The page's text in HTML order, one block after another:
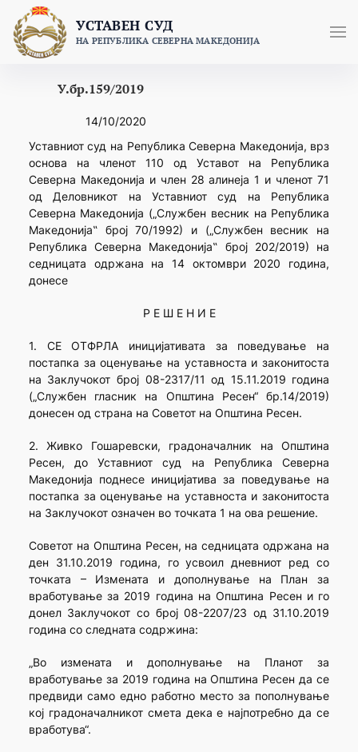
content
УСТАВЕН СУД
НА РЕПУБЛИКА СЕВЕРНА МАКЕДОНИЈА
У.бр.159/2019
14/10/2020
Уставниот суд на Република Северна Македонија, врз
основа на членот 110 од Уставот на Република
Северна Македонија и член 28 алинеја 1 и членот 71
од Деловникот на Уставниот суд на Република
Северна Македонија („Службен весник на Република
Македонија‟ број 70/1992) и („Службен весник на
Република Северна Македонија‟ број 202/2019) на
седницата одржана на 14 октомври 2020 година,
донесе
Р Е Ш Е Н И Е
1. СЕ ОТФРЛА иницијативата за поведување на
постапка за оценување на уставноста и законитоста
на Заклучокот број 08-2317/11 од 15.11.2019 година
(„Службен гласник на Општина Ресен“ бр.14/2019)
донесен од страна на Советот на Општина Ресен.
2. Живко Гошаревски, градоначалник на Општина
Ресен, до Уставниот суд на Република Северна
Македонија поднесе иницијатива за поведување на
постапка за оценување на уставноста и законитоста
на Заклучокот означен во точката 1 на ова решение.
Советот на Општина Ресен, на седницата одржана на
ден 31.10.2019 година, го усвоил дневниот ред со
точката – Измената и дополнување на План за
вработување за 2019 година на Општина Ресен и го
донел Заклучокот со број 08-2207/23 од 31.10.2019
година со следната содржина:
„Во измената и дополнување на Планот за
вработување за 2019 година на Општина Ресен да се
предвиди само едно работно место за пополнување
кој градоначалникот смета дека е најпотребно да се
вработува“.